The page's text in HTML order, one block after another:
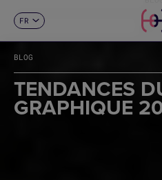
EN
FR
DE
IT
PT
BLOG
TENDANCES
GRAPHIQUE